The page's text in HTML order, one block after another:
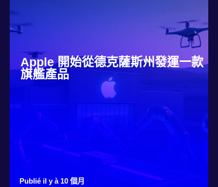
Apple 開始從德克薩斯州發運一款
旗艦產品
Publié il y à 10 個月